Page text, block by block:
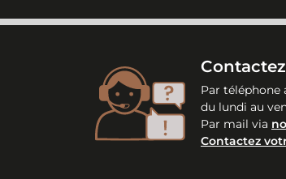
Par téléphone
du lundi au
Par mail via
Contactez